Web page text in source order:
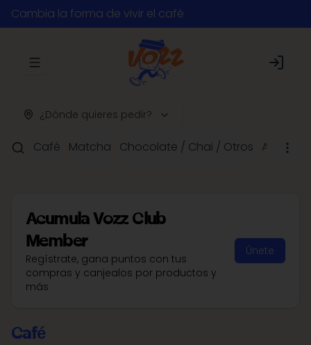
Cambia la forma de vivir el café
Abrir menu de navegación Login
¿Dónde quieres pedir?
Café Matcha Chocolate / Chai / Otros
AcumulaVozz Club
Member
Regístrate, gana puntos con tus
compras y canjealos por productos y
más
Únete
Café